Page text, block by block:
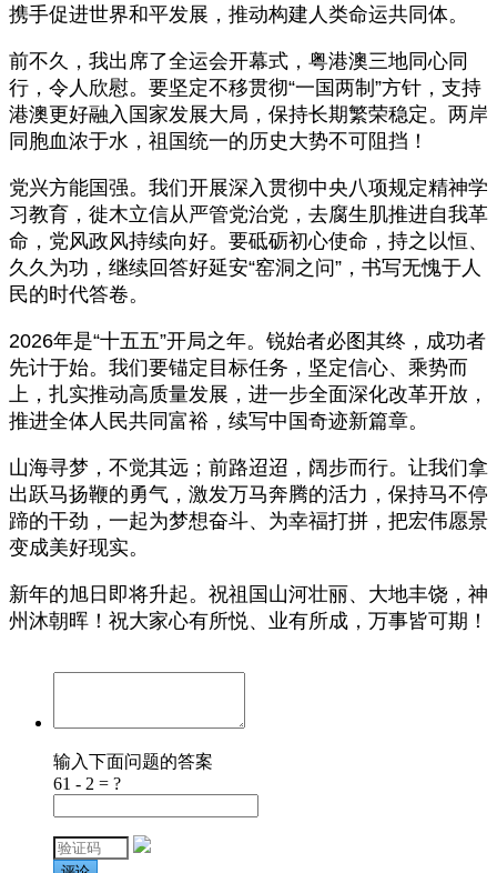
携手促进世界和平发展，推动构建人类命运共同体。
前不久，我出席了全运会开幕式，粤港澳三地同心同
行，令人欣慰。要坚定不移贯彻“一国两制”方针，支持
港澳更好融入国家发展大局，保持长期繁荣稳定。两岸
同胞血浓于水，祖国统一的历史大势不可阻挡！
党兴方能国强。我们开展深入贯彻中央八项规定精神学
习教育，徙木立信从严管党治党，去腐生肌推进自我革
命，党风政风持续向好。要砥砺初心使命，持之以恒、
久久为功，继续回答好延安“窑洞之问”，书写无愧于人
民的时代答卷。
2026年是“十五五”开局之年。锐始者必图其终，成功者
先计于始。我们要锚定目标任务，坚定信心、乘势而
上，扎实推动高质量发展，进一步全面深化改革开放，
推进全体人民共同富裕，续写中国奇迹新篇章。
山海寻梦，不觉其远；前路迢迢，阔步而行。让我们拿
出跃马扬鞭的勇气，激发万马奔腾的活力，保持马不停
蹄的干劲，一起为梦想奋斗、为幸福打拼，把宏伟愿景
变成美好现实。
新年的旭日即将升起。祝祖国山河壮丽、大地丰饶，神
州沐朝晖！祝大家心有所悦、业有所成，万事皆可期！
输入下面问题的答案
61 - 2 = ?